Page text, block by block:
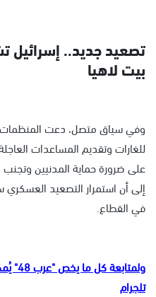
تصعيد جديد..
بيت لاهيا
وفي سياق متصل، دعت المنظمات
للغارات وتقديم المساعدات
على ضرورة حماية المدنيين
إلى أن استمرار التصعيد العسكري
في القطاع.
تلجرام